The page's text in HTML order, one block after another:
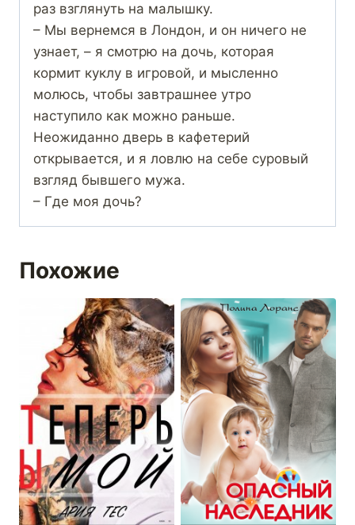
раз взглянуть на малышку.
– Мы вернемся в Лондон, и он ничего не
узнает, – я смотрю на дочь, которая
кормит куклу в игровой, и мысленно
молюсь, чтобы завтрашнее утро
наступило как можно раньше.
Неожиданно дверь в кафетерий
открывается, и я ловлю на себе суровый
взгляд бывшего мужа.
– Где моя дочь?
Похожие